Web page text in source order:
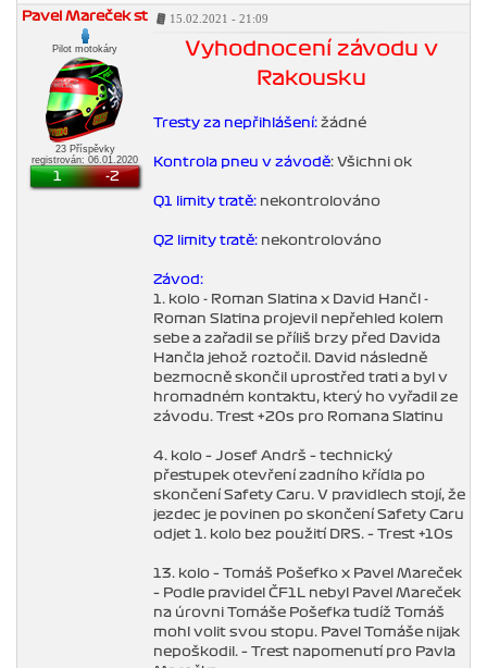
Pavel Mareček st
Pilot motokáry
23 Příspěvky
registrován: 06.01.2020
1 -2
15.02.2021 - 21:09
Vyhodnocení závodu v
Rakousku
Tresty za nepřihlášení: žádné
Kontrola pneu v závodě: Všichni ok
Q1 limity tratě: nekontrolováno
Q2 limity tratě: nekontrolováno
Závod:
1. kolo - Roman Slatina x David Hančl -
Roman Slatina projevil nepřehled kolem
sebe a zařadil se příliš brzy před Davida
Hančla jehož roztočil. David následně
bezmocně skončil uprostřed trati a byl v
hromadném kontaktu, který ho vyřadil ze
závodu. Trest +20s pro Romana Slatinu
4. kolo – Josef Andrš – technický
přestupek otevření zadního křídla po
skončení Safety Caru. V pravidlech stojí, že
jezdec je povinen po skončení Safety Caru
odjet 1. kolo bez použití DRS. – Trest +10s
13. kolo – Tomáš Pošefko x Pavel Mareček
– Podle pravidel ČF1L nebyl Pavel Mareček
na úrovni Tomáše Pošefka tudíž Tomáš
mohl volit svou stopu. Pavel Tomáše nijak
nepoškodil. – Trest napomenutí pro Pavla